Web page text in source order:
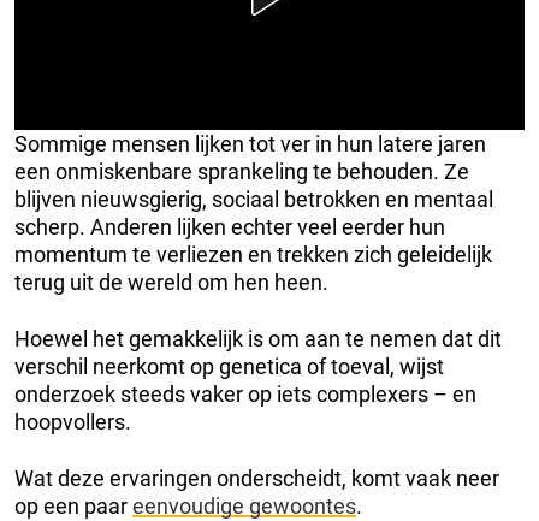
Sommige mensen lijken tot ver in hun latere jaren
een onmiskenbare sprankeling te behouden. Ze
blijven nieuwsgierig, sociaal betrokken en mentaal
scherp. Anderen lijken echter veel eerder hun
momentum te verliezen en trekken zich geleidelijk
terug uit de wereld om hen heen.
Hoewel het gemakkelijk is om aan te nemen dat dit
verschil neerkomt op genetica of toeval, wijst
onderzoek steeds vaker op iets complexers – en
hoopvollers.
Wat deze ervaringen onderscheidt, komt vaak neer
op een paareenvoudige gewoontes.